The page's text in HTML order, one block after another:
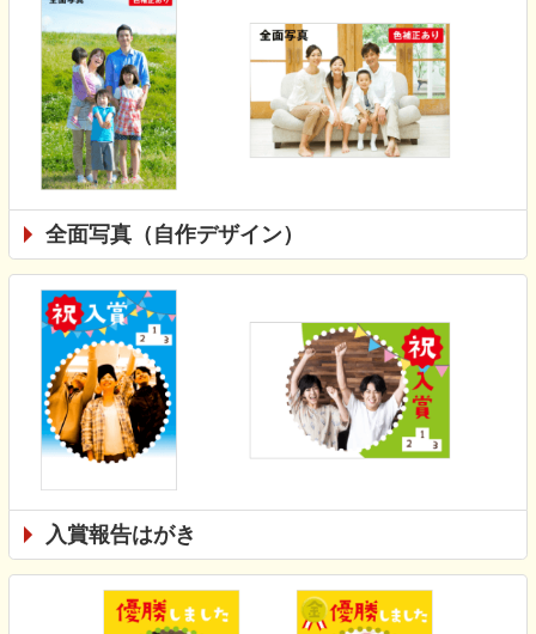
全面写真（自作デザイン）
入賞報告はがき